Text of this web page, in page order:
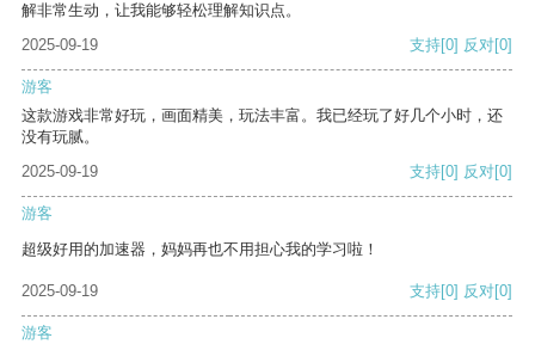
解非常生动，让我能够轻松理解知识点。
2025-09-19
支持[0] 反对[0]
游客
这款游戏非常好玩，画面精美，玩法丰富。我已经玩了好几个小时，还
没有玩腻。
2025-09-19
支持[0] 反对[0]
游客
超级好用的加速器，妈妈再也不用担心我的学习啦！
2025-09-19 支持[0] 反对[0]
游客